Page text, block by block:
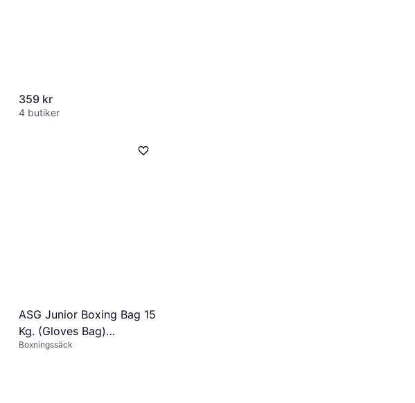
359 kr
4 butiker
ASG Junior Boxing Bag 15
Kg. (Gloves Bag)
Black/White
Boxningssäck